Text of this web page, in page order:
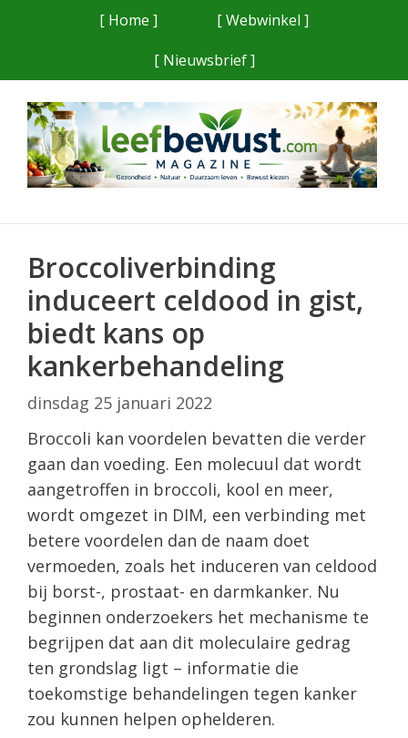
[ Home ]
[ Webwinkel ]
[ Nieuwsbrief ]
Broccoliverbinding
induceert celdood in gist,
biedt kans op
kankerbehandeling
dinsdag 25 januari 2022
Broccoli kan voordelen bevatten die verder
gaan dan voeding. Een molecuul dat wordt
aangetroffen in broccoli, kool en meer,
wordt omgezet in DIM, een verbinding met
betere voordelen dan de naam doet
vermoeden, zoals het induceren van celdood
bij borst-, prostaat- en darmkanker. Nu
beginnen onderzoekers het mechanisme te
begrijpen dat aan dit moleculaire gedrag
ten grondslag ligt – informatie die
toekomstige behandelingen tegen kanker
zou kunnen helpen ophelderen.